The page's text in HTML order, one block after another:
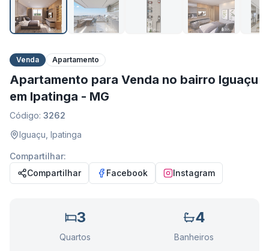
Venda Apartamento
Apartamento para Venda no bairro Iguaçu
em Ipatinga - MG
Código: 3262
Iguaçu Ipatinga
Compartilhar:
Compartilhar
Facebook Instagram
3
Quartos
4
Banheiros